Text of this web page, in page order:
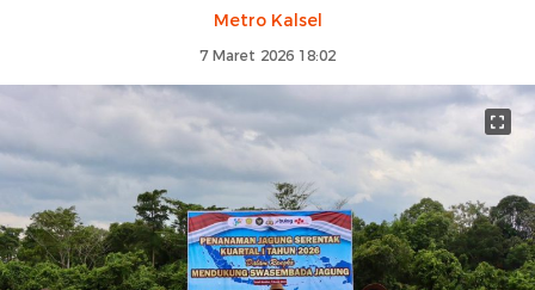
Metro Kalsel
7 Maret 2026 18:02